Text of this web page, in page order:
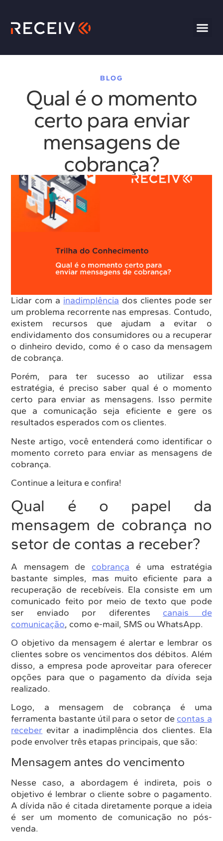
BLOG
Qual é o momento
certo para enviar
mensagens de
cobrança?
Lidar com a inadimplência dos clientes pode ser
um problema recorrente nas empresas. Contudo,
existem recursos que ajudam a evitar o
endividamento dos consumidores ou a recuperar
o dinheiro devido, como é o caso da mensagem
de cobrança.
Porém, para ter sucesso ao utilizar essa
estratégia, é preciso saber qual é o momento
certo para enviar as mensagens. Isso permite
que a comunicação seja eficiente e gere os
resultados esperados com os clientes.
Neste artigo, você entenderá como identificar o
momento correto para enviar as mensagens de
cobrança.
Continue a leitura e confira!
Qual é o papel da
mensagem de cobrança no
setor de contas a receber?
A mensagem de cobrança é uma estratégia
bastante simples, mas muito eficiente para a
recuperação de recebíveis. Ela consiste em um
comunicado feito por meio de texto que pode
ser enviado por diferentes canais de
comunicação, como e-mail, SMS ou WhatsApp.
O objetivo da mensagem é alertar e lembrar os
clientes sobre os vencimentos dos débitos. Além
disso, a empresa pode aproveitar para oferecer
opções para que o pagamento da dívida seja
realizado.
Logo, a mensagem de cobrança é uma
ferramenta bastante útil para o setor de contas a
receber evitar a inadimplência dos clientes. Ela
pode envolver três etapas principais, que são:
Mensagem antes do vencimento
Nesse caso, a abordagem é indireta, pois o
objetivo é lembrar o cliente sobre o pagamento.
A dívida não é citada diretamente porque a ideia
é ser um momento de comunicação no pós-
venda.